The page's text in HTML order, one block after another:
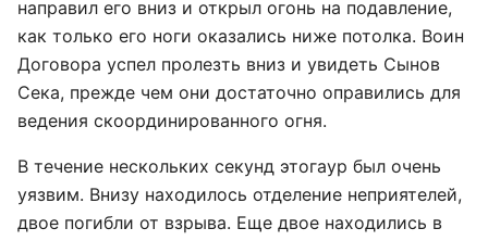
направил его вниз и открыл огонь на подавление,
как только его ноги оказались ниже потолка. Воин
Договора успел пролезть вниз и увидеть Сынов
Сека, прежде чем они достаточно оправились для
ведения скоординированного огня.
В течение нескольких секунд этогаур был очень
уязвим. Внизу находилось отделение неприятелей,
двое погибли от взрыва. Еще двое находились в